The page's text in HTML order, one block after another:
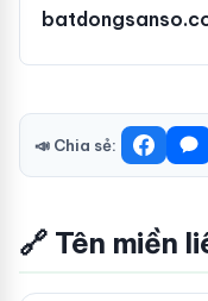
📣 Chia sẻ:
🔗 Tên miền